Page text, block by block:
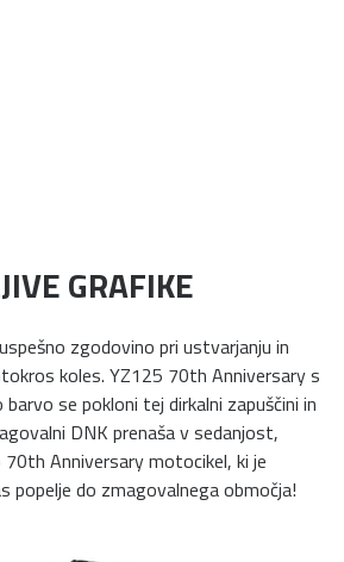
GRAFIKE
zgodovino pri ustvarjanju in
koles. YZ125 70th Anniversary s
se pokloni tej dirkalni zapuščini in
DNK prenaša v sedanjost,
70th Anniversary motocikel, ki je
popelje do zmagovalnega območja!